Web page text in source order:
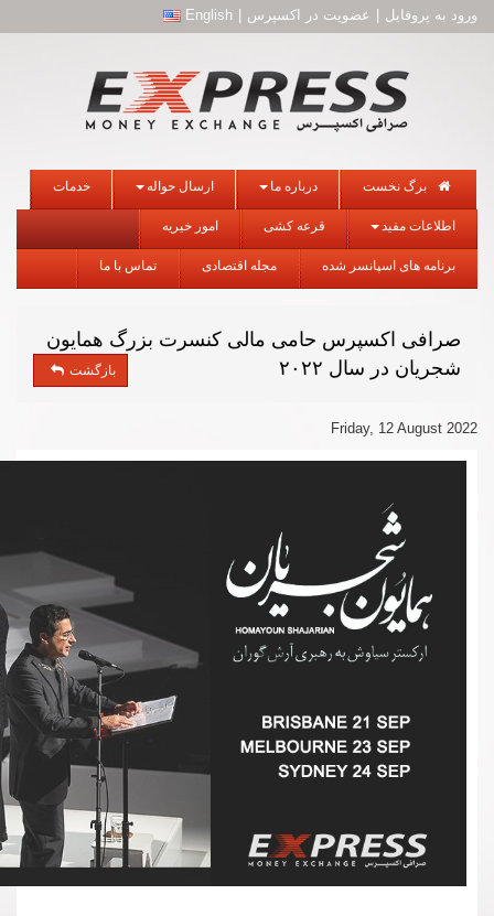
ورود به پروفایل عضویت در اکسپرس English
برگ نخست درباره ما ارسال حواله خدمات
اطلاعات مفید قرعه کشی امور خیریه
برنامه های اسپانسر شده مجله اقتصادی تماس با ما
صرافی اکسپرس حامی مالی کنسرت بزرگ همایون
شجریان در سال ۲۰۲۲
بازگشت
Friday, 12 August 2022